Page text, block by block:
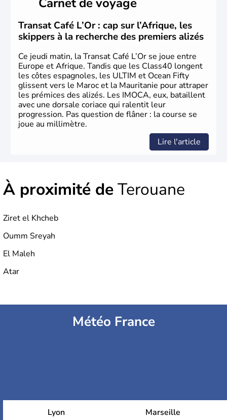
Transat Café L’Or : cap sur l’Afrique, les
skippers à la recherche des premiers alizés
Ce jeudi matin, la Transat Café L’Or se joue entre
Europe et Afrique. Tandis que les Class40 longent
les côtes espagnoles, les ULTIM et Ocean Fifty
glissent vers le Maroc et la Mauritanie pour attraper
les prémices des alizés. Les IMOCA, eux, bataillent
avec une dorsale coriace qui ralentit leur
progression. Pas question de flâner : la course se
joue au millimètre.
Lire l'article
À proximité deTerouane
Ziret el Khcheb
Oumm Sreyah
El Maleh
Atar
Météo France
Lyon Marseille